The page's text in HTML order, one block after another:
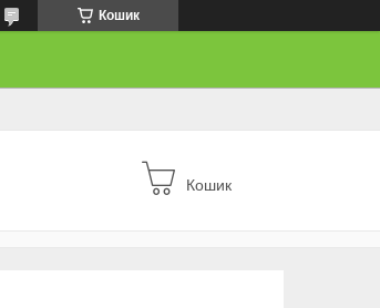
Кошик
Кошик